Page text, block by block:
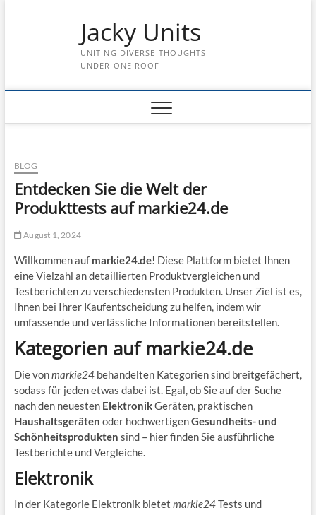
Jacky Units
UNITING DIVERSE THOUGHTS
UNDER ONE ROOF
BLOG
Entdecken Sie die Welt der
Produkttests auf markie24.de
August 1, 2024
Willkommen auf markie24.de! Diese Plattform bietet Ihnen
eine Vielzahl an detaillierten Produktvergleichen und
Testberichten zu verschiedensten Produkten. Unser Ziel ist es,
Ihnen bei Ihrer Kaufentscheidung zu helfen, indem wir
umfassende und verlässliche Informationen bereitstellen.
Kategorien auf markie24.de
Die vonmarkie24behandelten Kategorien sind breitgefächert,
sodass für jeden etwas dabei ist. Egal, ob Sie auf der Suche
nach den neuesten ElektronikGeräten, praktischen
Haushaltsgeräten oder hochwertigenGesundheits- und
Schönheitsprodukten sind – hier finden Sie ausführliche
Testberichte und Vergleiche.
Elektronik
In der Kategorie Elektronik bietet markie24Tests und